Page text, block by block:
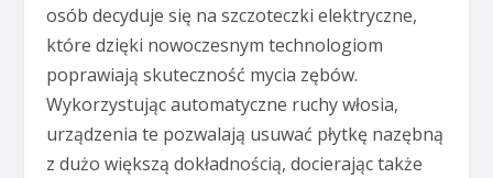
osób decyduje się na szczoteczki elektryczne,
które dzięki nowoczesnym technologiom
poprawiają skuteczność mycia zębów.
Wykorzystując automatyczne ruchy włosia,
urządzenia te pozwalają usuwać płytkę nazębną
z dużo większą dokładnością, docierając także